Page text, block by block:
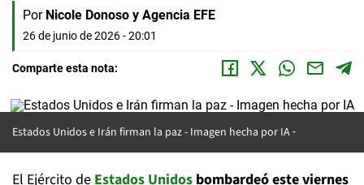
Por Nicole Donoso y Agencia EFE
26 de junio de 2026 - 20:01
Comparte esta nota:
Estados Unidos e Irán firman la paz - Imagen hecha por IA
El Ejército deEstados Unidos bombardeó este viernes